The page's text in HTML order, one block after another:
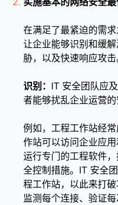
在满足了最紧迫的需求
让企业能够识别和缓
胁，以及快速响应攻击
识别： IT 安全团队应
者能够扰乱企业运营的
例如，工程工作站经
作站可以访问企业应
运行专门的工程软件
全控制措施。IT 安全
程工作站，以此来打
监测每个连接、验证